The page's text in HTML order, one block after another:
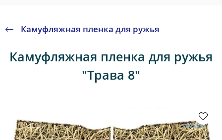
Камуфляжная пленка для ружья
Камуфляжная пленка для ружья
"Трава 8"